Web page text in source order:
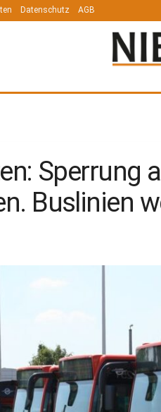
Datenschutz AGB
Sperrung
Buslinien